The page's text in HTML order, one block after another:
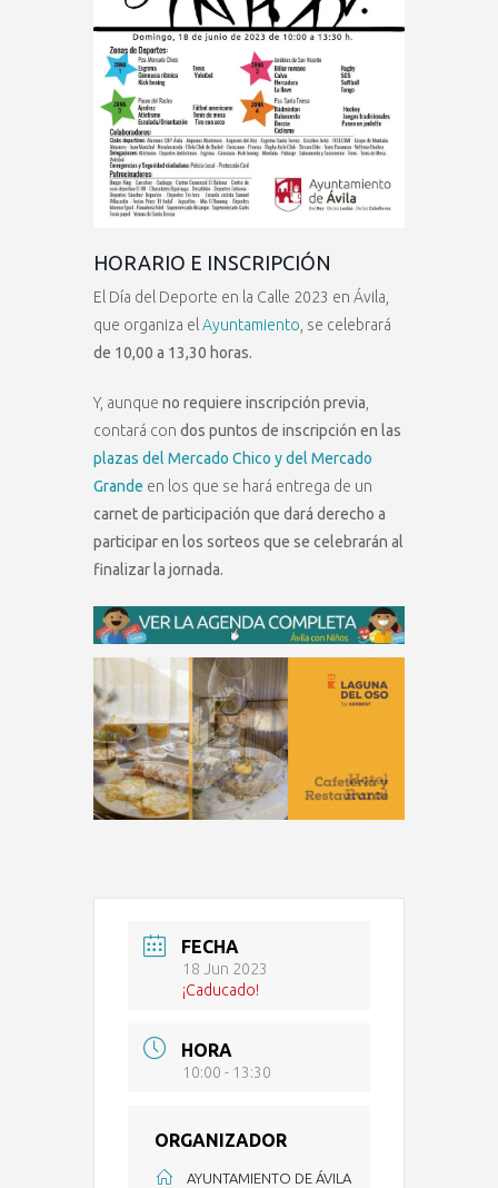
HORARIO E INSCRIPCIÓN
El Día del Deporte en la Calle 2023 en Ávila,
que organiza el Ayuntamiento , se celebrará
de 10,00 a 13,30 horas.
Y, aunque no requiere inscripción previa
contará con dos puntos de inscripción en las
plazas del Mercado Chico y del Mercado
Grande en los que se hará entrega de un
carnet de participación que dará derecho a
participar en los sorteos que se celebrarán al
finalizar la jornada.
FECHA
18 Jun 2023
¡Caducado!
HORA
10:00 - 13:30
ORGANIZADOR
AYUNTAMIENTO DE ÁVILA